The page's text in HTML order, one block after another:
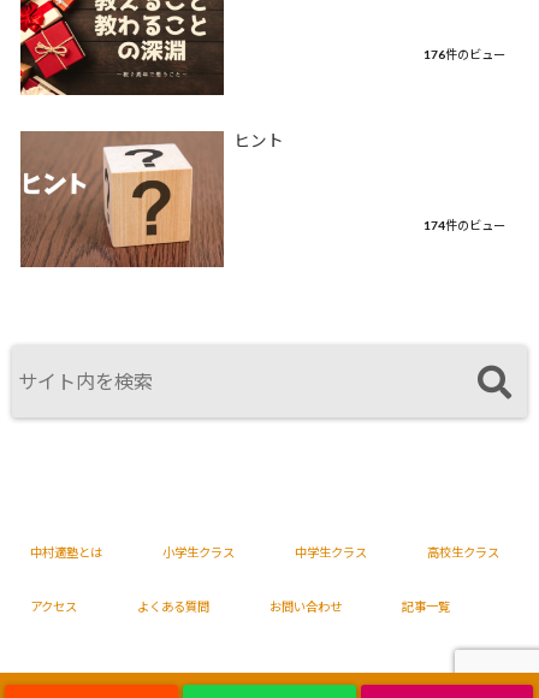
176件のビュー
ヒント
174件のビュー
中村適塾とは 小学生クラス 中学生クラス 高校生クラス
アクセス よくある質問 お問い合わせ 記事一覧